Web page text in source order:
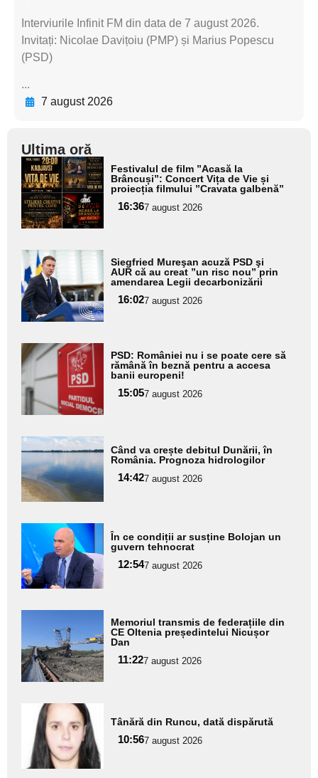
Interviurile Infinit FM din data de 7 august 2026.
Invitați: Nicolae Davițoiu (PMP) și Marius Popescu
(PSD)
...
7 august 2026
Ultima oră
Adaugă
aici textul
pentru
subtitlu
Festivalul de film ”Acasă la
Brâncuși”: Concert Vița de Vie și
proiecția filmului ”Cravata galbenă”
16:367 august 2026
Adaugă
aici textul
pentru
subtitlu
Siegfried Mureşan acuză PSD şi
AUR că au creat ”un risc nou” prin
amendarea Legii decarbonizării
16:027 august 2026
Adaugă
aici textul
pentru
subtitlu
PSD: României nu i se poate cere să
rămână în beznă pentru a accesa
banii europeni!
15:057 august 2026
Adaugă
aici textul
pentru
subtitlu
Când va crește debitul Dunării, în
România. Prognoza hidrologilor
14:427 august 2026
Adaugă
aici textul
pentru
subtitlu
În ce condiții ar susține Bolojan un
guvern tehnocrat
12:547 august 2026
aici textul
pentru
subtitlu
Memoriul transmis de federațiile din
CE Oltenia președintelui Nicușor
Dan
11:227 august 2026
Adaugă
aici textul
pentru
subtitlu
Tânără din Runcu, dată dispărută
10:567 august 2026